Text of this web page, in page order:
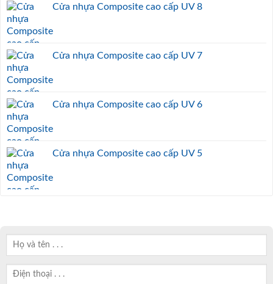
Cửa nhựa Composite cao cấp UV 8
Cửa nhựa Composite cao cấp UV 7
Cửa nhựa Composite cao cấp UV 6
Cửa nhựa Composite cao cấp UV 5